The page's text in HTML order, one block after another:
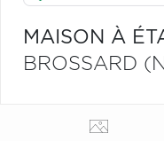
MAISON À
BROSSARD